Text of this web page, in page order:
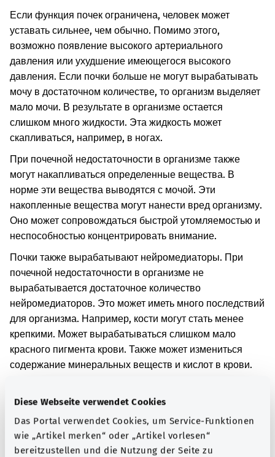
Diese Webseite verwendet Cookies
Das Portal verwendet Cookies, um Service-Funktionen
wie „Artikel merken“ oder „Artikel vorlesen“
bereitzustellen und die Nutzung der Seite zu
Если функция почек ограничена, человек может
уставать сильнее, чем обычно. Помимо этого,
возможно появление высокого артериального
давления или ухудшение имеющегося высокого
давления. Если почки больше не могут вырабатывать
мочу в достаточном количестве, то организм выделяет
мало мочи. В результате в организме остается
слишком много жидкости. Эта жидкость может
скапливаться, например, в ногах.
При почечной недостаточности в организме также
могут накапливаться определенные вещества. В
норме эти вещества выводятся с мочой. Эти
накопленные вещества могут нанести вред организму.
Оно может сопровождаться быстрой утомляемостью и
неспособностью концентрировать внимание.
Почки также вырабатывают нейромедиаторы. При
почечной недостаточности в организме не
вырабатывается достаточное количество
нейромедиаторов. Это может иметь много последствий
для организма. Например, кости могут стать менее
крепкими. Может вырабатываться слишком мало
красного пигмента крови. Также может измениться
содержание минеральных веществ и кислот в крови.
Указание